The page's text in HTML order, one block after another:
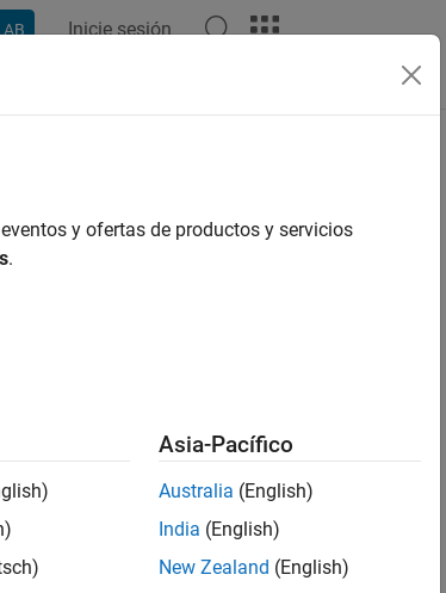
Inicie sesión
esta traducción?
y ofertas de productos y servicios
.
Asia-Pacífico
Australia (English)
India (English)
New Zealand (English)